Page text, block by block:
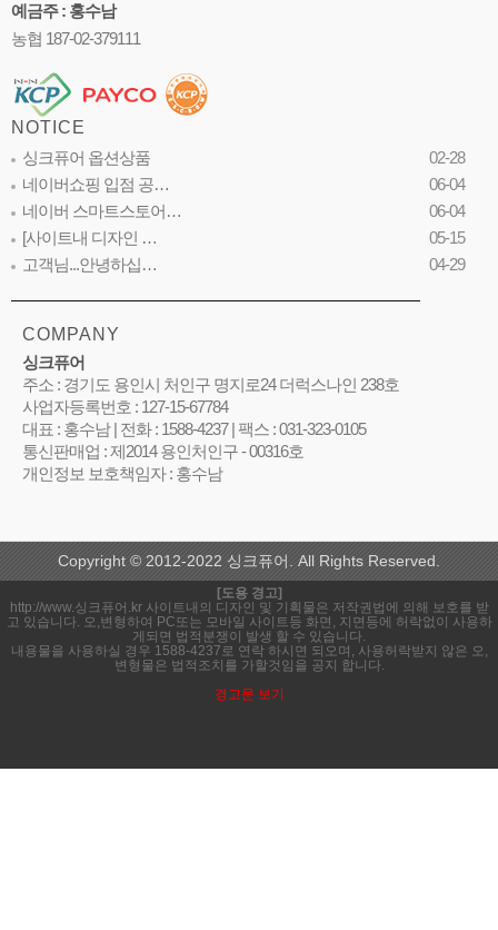
예금주 : 홍수남
농협 187-02-379111
NOTICE
싱크퓨어 옵션상품
02-28
네이버쇼핑 입점 공…
06-04
네이버 스마트스토어…
06-04
[사이트내 디자인 …
05-15
고객님...안녕하십…
04-29
COMPANY
싱크퓨어
주소 : 경기도 용인시 처인구 명지로24 더럭스나인 238호
사업자등록번호 : 127-15-67784
대표 : 홍수남 | 전화 : 1588-4237 | 팩스 : 031-323-0105
통신판매업 : 제2014 용인처인구 - 00316호
개인정보 보호책임자 : 홍수남
Copyright © 2012-2022 싱크퓨어. All Rights Reserved.
[도용 경고]
http://www.싱크퓨어.kr 사이트내의 디자인 및 기획물은 저작권법에 의해 보호를 받
고 있습니다. 오,변형하여 PC또는 모바일 사이트등 화면, 지면등에 허락없이 사용하
게되면 법적분쟁이 발생 할 수 있습니다.
내용물을 사용하실 경우 1588-4237로 연락 하시면 되오며, 사용허락받지 않은 오,
변형물은 법적조치를 가할것임을 공지 합니다.
경고문 보기